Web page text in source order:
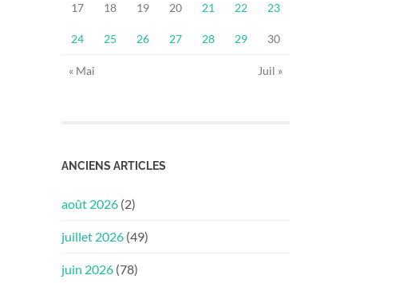
17 18 19 20 21 22 23
24 25 26 27 28 29 30
« Mai Juil »
ANCIENS ARTICLES
août 2026 (2)
juillet 2026 (49)
juin 2026 (78)